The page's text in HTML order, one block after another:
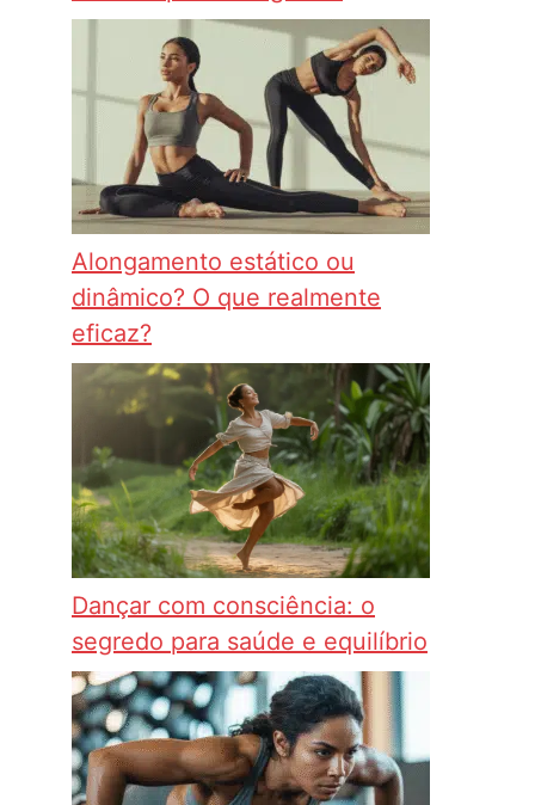
Alongamento estático ou
dinâmico? O que realmente
eficaz?
Dançar com consciência: o
segredo para saúde e equilíbrio